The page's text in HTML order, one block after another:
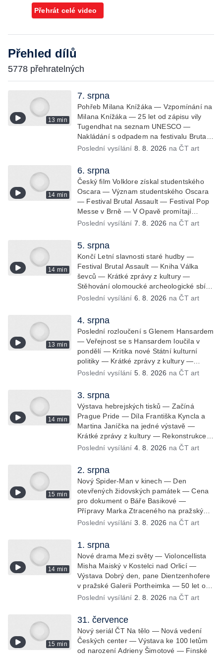
Přehrát celé video
Přehled dílů
5778 přehratelných
13 min
7. srpna
Pohřeb Milana Knížáka — Vzpomínání na
Milana Knížáka — 25 let od zápisu vily
Tugendhat na seznam UNESCO —
Nakládání s odpadem na festivalu Brutal
Assault — Koncert Marka Ztraceného na
Poslední vysílání 8. 8. 2026 na ČT art
14 min
6. srpna
Český film Volklore získal studentského
Oscara — Význam studentského Oscara
— Festival Brutal Assault — Festival Pop
Messe v Brně — V Opavě promítají
Odysseu z filmového pásu
Poslední vysílání 7. 8. 2026 na ČT art
14 min
5. srpna
Končí Letní slavnosti staré hudby —
Festival Brutal Assault — Kniha Válka
ševců — Krátké zprávy z kultury —
Stěhování olomoucké archeologické sbíry
— Rehabilitace umělce Milana Knížáka —
videohry Mafia: Domovina
Poslední vysílání 6. 8. 2026 na ČT art
13 min
4. srpna
Poslední rozloučení s Glenem Hansardem
— Veřejnost se s Hansardem loučila v
pondělí — Kritika nové Státní kulturní
politiky — Krátké zprávy z kultury —
Čištění Karlova mostu — Archeologický
vánoční pohádky pro neslyšící
Poslední vysílání 5. 8. 2026 na ČT art
14 min
3. srpna
Výstava hebrejských tisků — Začíná
Prague Pride — Díla Františka Kyncla a
Martina Janíčka na jedné výstavě —
Krátké zprávy z kultury — Rekonstrukce
brněnských divadel — Budoucnost
projektu Aplaus pro dva — Kulturní tipy
Poslední vysílání 4. 8. 2026 na ČT art
15 min
2. srpna
Nový Spider-Man v kinech — Den
otevřených židovských památek — Cena
pro dokument o Báře Basikové —
Přípravy Marka Ztraceného na pražský
koncert — Krátké zprávy z kultury —
Poslední vysílání 3. 8. 2026 na ČT art
14 min
1. srpna
Nové drama Mezi světy — Violoncellista
Misha Maiský v Kostelci nad Orlicí —
Výstava Dobrý den, pane Dientzenhofere
v pražské Galerii Portheimka — 50 let od
premiéry filmu Na samotě u lesa — Krátké
ceny Mercury
Poslední vysílání 2. 8. 2026 na ČT art
15 min
31. července
Nový seriál ČT Na tělo — Nová vedení
Českých center — Výstava ke 100 letům
od narození Adrieny Šimotové — Finské